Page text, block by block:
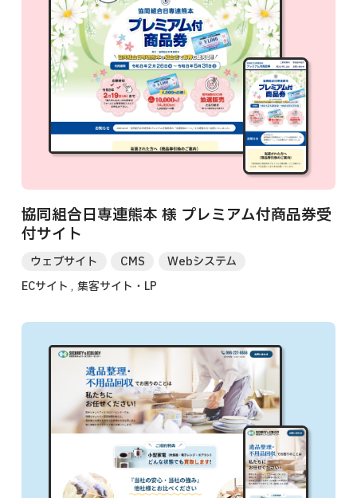
協同組合日専連熊本 様 プレミアム付商品券受
付サイト
ウェブサイト CMS
Webシステム
ECサイト
集客サイト・LP